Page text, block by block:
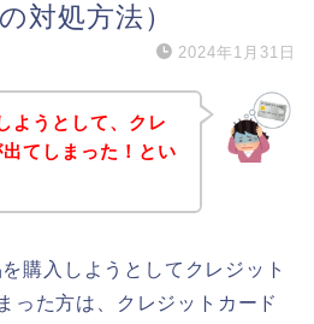
対処方法）
2024年1月31日
ようとして、クレ
てしまった！とい
購入しようとしてクレジット
った方は、クレジットカード